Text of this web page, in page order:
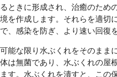
るときに形成され、治癒のため
境を作成します。それらを適切
で、感染を防ぎ、より速い回復
可能な限り水ぶくれをそのまま
体は無菌であり、水ぶくれの屋
ます。水ぶくれを潰すと、この